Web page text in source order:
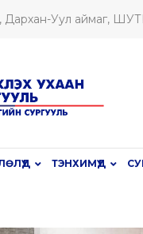
Дархан-Уул аймаг,
ТЭНХИМҮҮД